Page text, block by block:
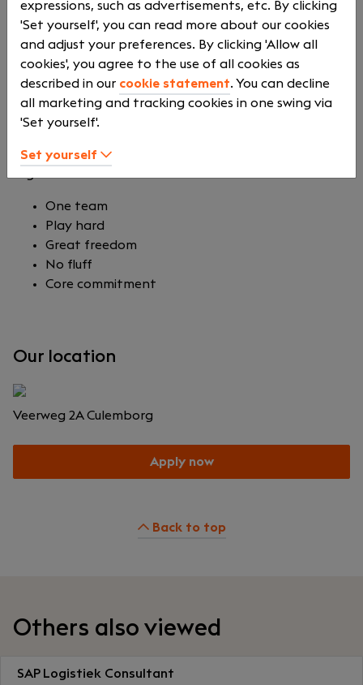
ervaren en gepassioneerde SAP consultants. Wij
bieden onze klanten state-of-the-art SAP oplossingen
op het snijvlak van bedrijfseconomische- en
automatiseringsvraagstukken. Waaronder SAP
Analytics.
Ons team is de sleutel naar het succes van
kernwaarden centraal. Welke tot het DNA van onze
One team
Play hard
Great freedom
No fluff
Core commitment
Our location
Veerweg 2ACulemborg
Apply now
Back to top
Others also viewed
SAP Logistiek Consultant
expressions, such as advertisements, etc. By clicking
'Set yourself', you can read more about our cookies
and adjust your preferences. By clicking 'Allow all
cookies', you agree to the use of all cookies as
described in our cookie statement. You can decline
all marketing and tracking cookies in one swing via
'Set yourself'.
Set yourself